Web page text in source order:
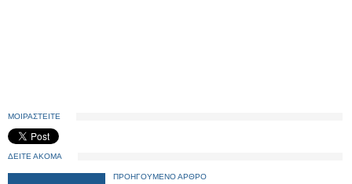
ΜΟΙΡΑΣΤΕΙΤΕ
ΔΕΙΤΕ ΑΚΟΜΑ
ΠΡΟΗΓΟΥΜΕΝΟ ΑΡΘΡΟ